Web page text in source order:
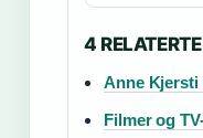
4
Anne Kjersti
Filmer og